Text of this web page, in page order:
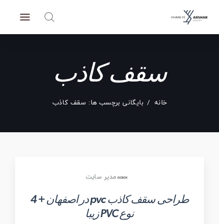
سقف کاذب
خانه بایگانی برچسب ها: سقف کاذب
مدیر سایت
طراحی سقف کاذب pvc در اصفهان + 4
نوع PVC زیبا